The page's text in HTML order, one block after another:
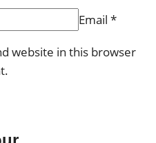
Email *
website in this browser